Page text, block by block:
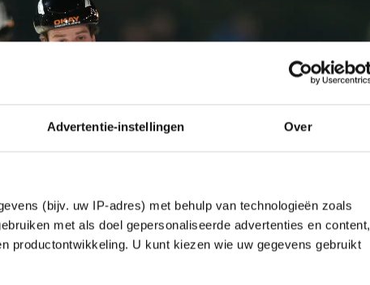
Advertentie-instellingen Over
(bijv. uw IP-adres) met behulp van technologieën zoals
met als doel gepersonaliseerde advertenties en content,
productontwikkeling. U kunt kiezen wie uw gegevens gebruikt